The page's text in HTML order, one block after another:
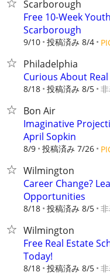
Scarborough
Free 10-Week
Scarborough
9/10 投稿済み 8/4
Philadelphia
Curious About
8/18 投稿済み 8/5
Bon Air
Imaginative
April Sopkin
8/9 投稿済み 7/26
Wilmington
Career Change?
Opportunities
8/18 投稿済み 8/5
Wilmington
Free Real Estate
Today!
8/18 投稿済み 8/5